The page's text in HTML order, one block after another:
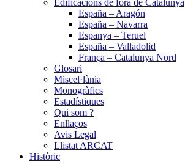
Edificacions de fora de Catalunya
España – Aragón
España – Navarra
Espanya – Teruel
España – Valladolid
França – Catalunya Nord
Glosari
Miscel·lània
Monogràfics
Estadístiques
Qui som ?
Enllaços
Avis Legal
Llistat ARCAT
Històric